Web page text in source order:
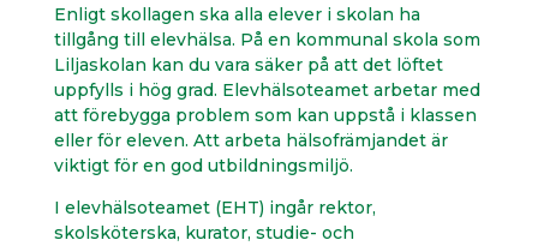
Enligt skollagen ska alla elever i skolan ha
tillgång till elevhälsa. På en kommunal skola som
Liljaskolan kan du vara säker på att det löftet
uppfylls i hög grad. Elevhälsoteamet arbetar med
att förebygga problem som kan uppstå i klassen
eller för eleven. Att arbeta hälsofrämjandet är
viktigt för en god utbildningsmiljö.
I elevhälsoteamet (EHT) ingår rektor,
skolsköterska, kurator, studie- och